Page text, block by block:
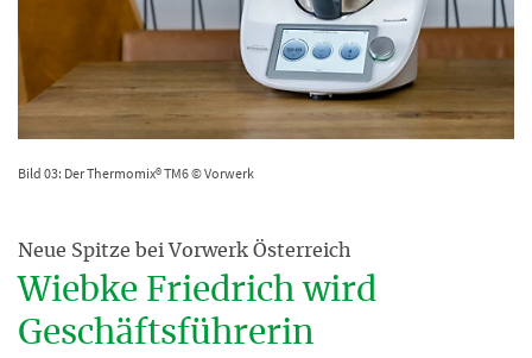
Bild 03: Der Thermomix® TM6 © Vorwerk
Neue Spitze bei Vorwerk Österreich
Wiebke Friedrich wird
Geschäftsführerin